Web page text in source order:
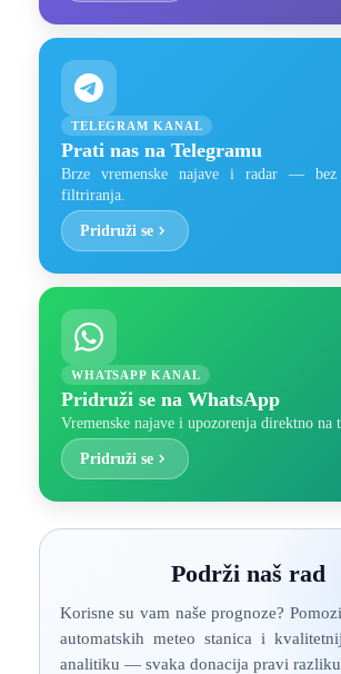
TELEGRAM KANAL
Prati nas na Telegramu
Brze vremenske najave i radar — bez
filtriranja.
Pridruži se
WHATSAPP KANAL
Pridruži se na WhatsApp
Vremenske najave i upozorenja direktno na
Pridruži se
Podrži naš rad
Korisne su vam naše prognoze?
automatskih meteo stanica i
analitiku — svaka donacija pravi